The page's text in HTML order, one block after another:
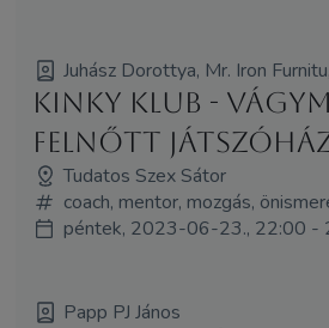
Juhász Dorottya, Mr. Iron
Kinky Klub -
felnőtt
Tudatos Szex Sátor
coach, mentor, mozgás,
péntek, 2023-06-23., 22:00 -
Papp PJ János